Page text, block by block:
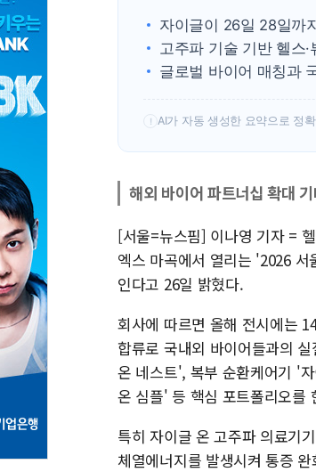
자이글이 26일 28일까
고주파 기술 기반 헬스
글로벌 바이어 매칭과
! AI가 자동 생성한 요약으로 정
해외 바이어 파트너십 확대
[서울=뉴스핌] 이나영 기자 =
엑스 마곡에서 열리는 '2026
인다고 26일 밝혔다.
회사에 따르면 올해 전시에는
합류로 국내외 바이어들과의
온 네스트', 복부 순환케어기 '
온 심플' 등 핵심 포트폴리오를
특히 자이글 온 고주파 의료기
체열에너지를 발생시켜 통증